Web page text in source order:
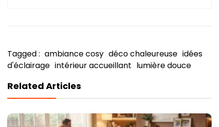
Tagged : ambiance cosy déco chaleureuse idées
d'éclairage intérieur accueillant lumière douce
Related Articles